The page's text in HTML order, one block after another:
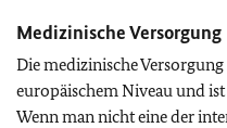
Medizinische Versorgung
Die medizinische
europäischem Niveau und
Wenn man nicht eine der